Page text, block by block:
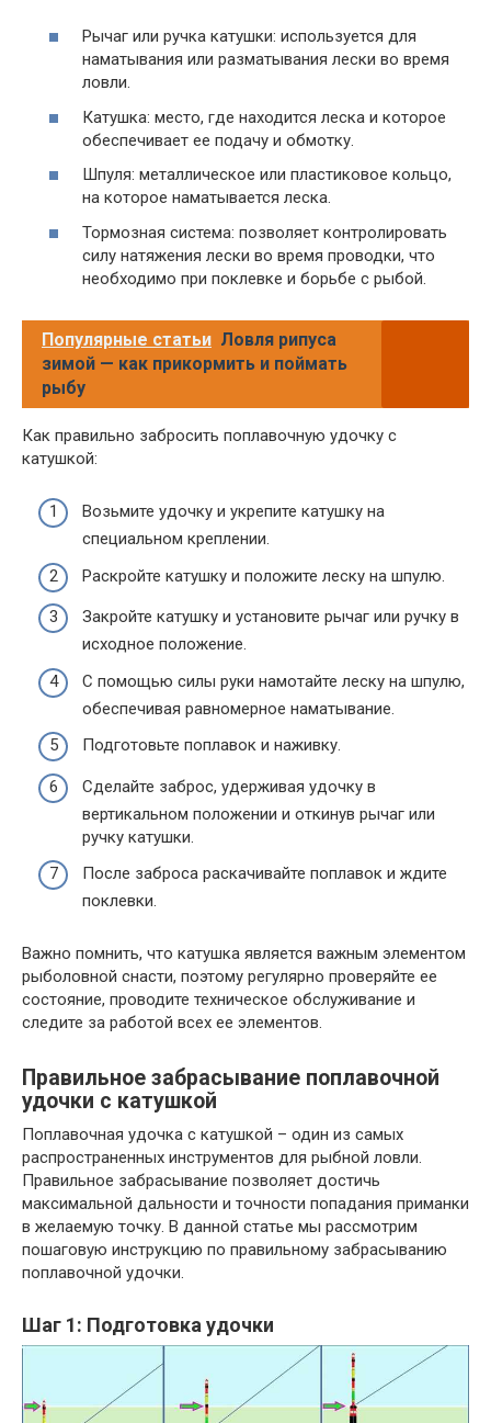
Рычаг или ручка катушки: используется для
наматывания или разматывания лески во время
ловли.
Катушка: место, где находится леска и которое
обеспечивает ее подачу и обмотку.
Шпуля: металлическое или пластиковое кольцо,
на которое наматывается леска.
Тормозная система: позволяет контролировать
силу натяжения лески во время проводки, что
необходимо при поклевке и борьбе с рыбой.
Популярные статьи Ловля рипуса
зимой — как прикормить и поймать
рыбу
Как правильно забросить поплавочную удочку с
катушкой:
Возьмите удочку и укрепите катушку на
специальном креплении.
Раскройте катушку и положите леску на шпулю.
Закройте катушку и установите рычаг или ручку в
исходное положение.
С помощью силы руки намотайте леску на шпулю,
обеспечивая равномерное наматывание.
Подготовьте поплавок и наживку.
Сделайте заброс, удерживая удочку в
вертикальном положении и откинув рычаг или
ручку катушки.
После заброса раскачивайте поплавок и ждите
поклевки.
Важно помнить, что катушка является важным элементом
рыболовной снасти, поэтому регулярно проверяйте ее
состояние, проводите техническое обслуживание и
следите за работой всех ее элементов.
Правильное забрасывание поплавочной
удочки с катушкой
Поплавочная удочка с катушкой – один из самых
распространенных инструментов для рыбной ловли.
Правильное забрасывание позволяет достичь
максимальной дальности и точности попадания приманки
в желаемую точку. В данной статье мы рассмотрим
пошаговую инструкцию по правильному забрасыванию
поплавочной удочки.
Шаг 1: Подготовка удочки